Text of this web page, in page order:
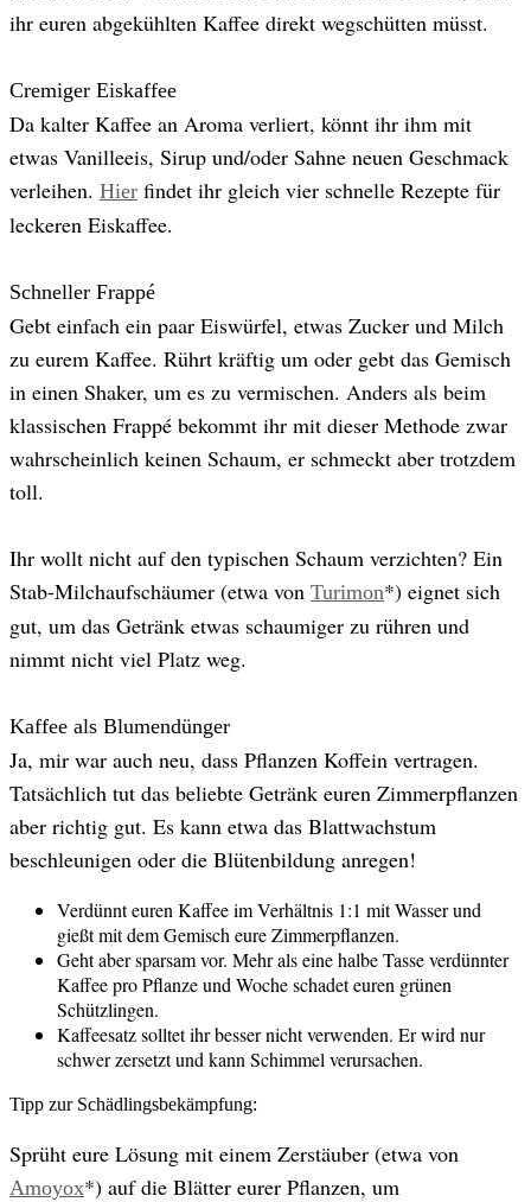
ihr euren abgekühlten Kaffee direkt wegschütten müsst.
Cremiger Eiskaffee
Da kalter Kaffee an Aroma verliert, könnt ihr ihm mit
etwas Vanilleeis, Sirup und/oder Sahne neuen Geschmack
verleihen. Hier findet ihr gleich vier schnelle Rezepte für
leckeren Eiskaffee.
Schneller Frappé
Gebt einfach ein paar Eiswürfel, etwas Zucker und Milch
zu eurem Kaffee. Rührt kräftig um oder gebt das Gemisch
in einen Shaker, um es zu vermischen. Anders als beim
klassischen Frappé bekommt ihr mit dieser Methode zwar
wahrscheinlich keinen Schaum, er schmeckt aber trotzdem
toll.
Ihr wollt nicht auf den typischen Schaum verzichten? Ein
Stab-Milchaufschäumer (etwa von Turimon*) eignet sich
gut, um das Getränk etwas schaumiger zu rühren und
nimmt nicht viel Platz weg.
Kaffee als Blumendünger
Ja, mir war auch neu, dass Pflanzen Koffein vertragen.
Tatsächlich tut das beliebte Getränk euren Zimmerpflanzen
aber richtig gut. Es kann etwa das Blattwachstum
beschleunigen oder die Blütenbildung anregen!
Verdünnt euren Kaffee im Verhältnis 1:1 mit Wasser und
gießt mit dem Gemisch eure Zimmerpflanzen.
Geht aber sparsam vor. Mehr als eine halbe Tasse verdünnter
Kaffee pro Pflanze und Woche schadet euren grünen
Schützlingen.
Kaffeesatz solltet ihr besser nicht verwenden. Er wird nur
schwer zersetzt und kann Schimmel verursachen.
Tipp zur Schädlingsbekämpfung:
Sprüht eure Lösung mit einem Zerstäuber (etwa von
Amoyox*) auf die Blätter eurer Pflanzen, um